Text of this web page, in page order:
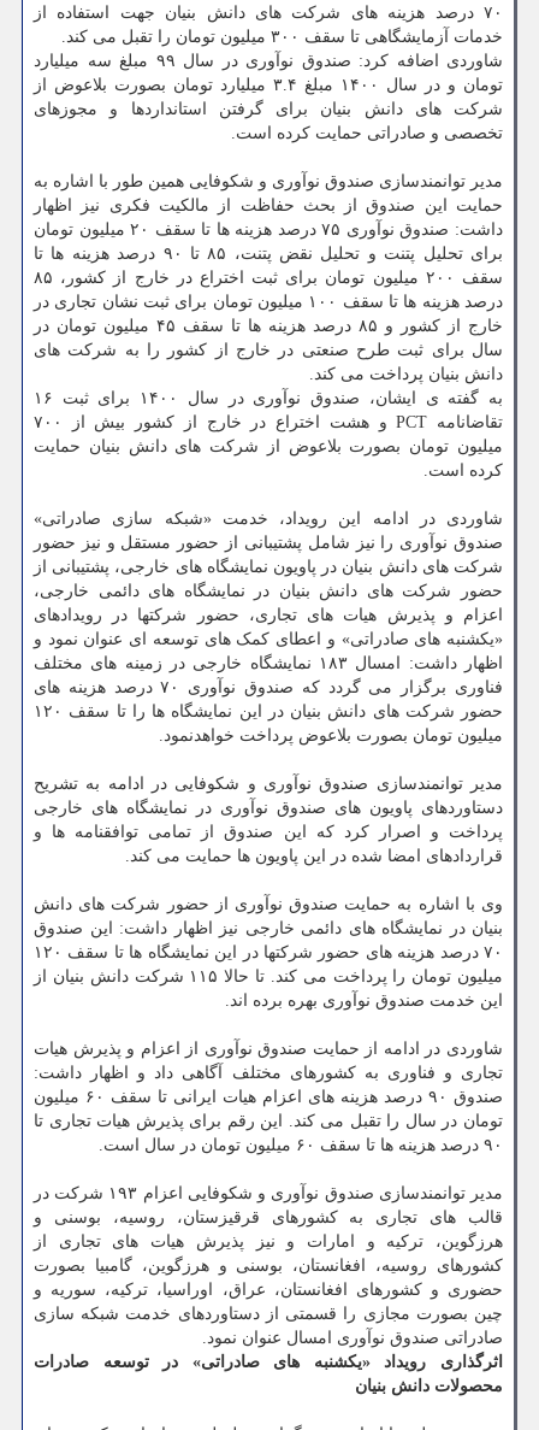
۷۰ درصد هزینه های شرکت های دانش بنیان جهت استفاده از
خدمات آزمایشگاهی تا سقف ۳۰۰ میلیون تومان را تقبل می کند.
شاوردی اضافه کرد: صندوق نوآوری در سال ۹۹ مبلغ سه میلیارد
تومان و در سال ۱۴۰۰ مبلغ ۳.۴ میلیارد تومان بصورت بلاعوض از
شرکت های دانش بنیان برای گرفتن استانداردها و مجوزهای
تخصصی و صادراتی حمایت کرده است.
مدیر توانمندسازی صندوق نوآوری و شکوفایی همین طور با اشاره به
حمایت این صندوق از بحث حفاظت از مالکیت فکری نیز اظهار
داشت: صندوق نوآوری ۷۵ درصد هزینه ها تا سقف ۲۰ میلیون تومان
برای تحلیل پتنت و تحلیل نقض پتنت، ۸۵ تا ۹۰ درصد هزینه ها تا
سقف ۲۰۰ میلیون تومان برای ثبت اختراع در خارج از کشور، ۸۵
درصد هزینه ها تا سقف ۱۰۰ میلیون تومان برای ثبت نشان تجاری در
خارج از کشور و ۸۵ درصد هزینه ها تا سقف ۴۵ میلیون تومان در
سال برای ثبت طرح صنعتی در خارج از کشور را به شرکت های
دانش بنیان پرداخت می کند.
به گفته ی ایشان، صندوق نوآوری در سال ۱۴۰۰ برای ثبت ۱۶
تقاضانامه PCT و هشت اختراع در خارج از کشور بیش از ۷۰۰
میلیون تومان بصورت بلاعوض از شرکت های دانش بنیان حمایت
کرده است.
شاوردی در ادامه این رویداد، خدمت «شبکه سازی صادراتی»
صندوق نوآوری را نیز شامل پشتیبانی از حضور مستقل و نیز حضور
شرکت های دانش بنیان در پاویون نمایشگاه های خارجی، پشتیبانی از
حضور شرکت های دانش بنیان در نمایشگاه های دائمی خارجی،
اعزام و پذیرش هیات های تجاری، حضور شرکتها در رویدادهای
«یکشنبه های صادراتی» و اعطای کمک های توسعه ای عنوان نمود و
اظهار داشت: امسال ۱۸۳ نمایشگاه خارجی در زمینه های مختلف
فناوری برگزار می گردد که صندوق نوآوری ۷۰ درصد هزینه های
حضور شرکت های دانش بنیان در این نمایشگاه ها را تا سقف ۱۲۰
میلیون تومان بصورت بلاعوض پرداخت خواهدنمود.
مدیر توانمندسازی صندوق نوآوری و شکوفایی در ادامه به تشریح
دستاوردهای پاویون های صندوق نوآوری در نمایشگاه های خارجی
پرداخت و اصرار کرد که این صندوق از تمامی توافقنامه ها و
قراردادهای امضا شده در این پاویون ها حمایت می کند.
وی با اشاره به حمایت صندوق نوآوری از حضور شرکت های دانش
بنیان در نمایشگاه های دائمی خارجی نیز اظهار داشت: این صندوق
۷۰ درصد هزینه های حضور شرکتها در این نمایشگاه ها تا سقف ۱۲۰
میلیون تومان را پرداخت می کند. تا حالا ۱۱۵ شرکت دانش بنیان از
این خدمت صندوق نوآوری بهره برده اند.
شاوردی در ادامه از حمایت صندوق نوآوری از اعزام و پذیرش هیات
تجاری و فناوری به کشورهای مختلف آگاهی داد و اظهار داشت:
صندوق ۹۰ درصد هزینه های اعزام هیات ایرانی تا سقف ۶۰ میلیون
تومان در سال را تقبل می کند. این رقم برای پذیرش هیات تجاری تا
۹۰ درصد هزینه ها تا سقف ۶۰ میلیون تومان در سال است.
مدیر توانمندسازی صندوق نوآوری و شکوفایی اعزام ۱۹۳ شرکت در
قالب های تجاری به کشورهای قرقیزستان، روسیه، بوسنی و
هرزگوین، ترکیه و امارات و نیز پذیرش هیات های تجاری از
کشورهای روسیه، افغانستان، بوسنی و هرزگوین، گامبیا بصورت
حضوری و کشورهای افغانستان، عراق، اوراسیا، ترکیه، سوریه و
چین بصورت مجازی را قسمتی از دستاوردهای خدمت شبکه سازی
صادراتی صندوق نوآوری امسال عنوان نمود.
اثرگذاری رویداد «یکشنبه های صادراتی» در توسعه صادرات
محصولات دانش بنیان